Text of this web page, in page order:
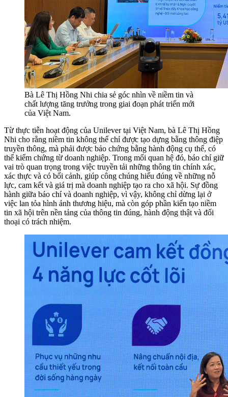
Bà Lê Thị Hồng Nhi chia sẻ góc nhìn về niềm tin và
chất lượng tăng trưởng trong giai đoạn phát triển mới
của Việt Nam.
Từ thực tiễn hoạt động của Unilever tại Việt Nam, bà Lê Thị Hồng
Nhi cho rằng niềm tin không thể chỉ được tạo dựng bằng thông điệp
truyền thông, mà phải được bảo chứng bằng hành động cụ thể, có
thể kiểm chứng từ doanh nghiệp. Trong mối quan hệ đó, báo chí giữ
vai trò quan trọng trong việc truyền tải những thông tin chính xác,
xác thực và có bối cảnh, giúp công chúng hiểu đúng về những nỗ
lực, cam kết và giá trị mà doanh nghiệp tạo ra cho xã hội. Sự đồng
hành giữa báo chí và doanh nghiệp, vì vậy, không chỉ dừng lại ở
việc lan tỏa hình ảnh thương hiệu, mà còn góp phần kiến tạo niềm
tin xã hội trên nền tảng của thông tin đúng, hành động thật và đối
thoại có trách nhiệm.